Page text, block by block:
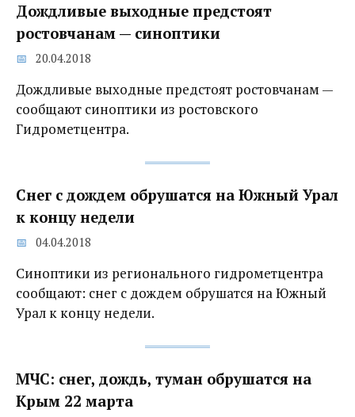
Дождливые выходные предстоят
ростовчанам — синоптики
20.04.2018
Дождливые выходные предстоят ростовчанам —
сообщают синоптики из ростовского
Гидрометцентра.
Снег с дождем обрушатся на Южный Урал
к концу недели
04.04.2018
Синоптики из регионального гидрометцентра
сообщают: снег с дождем обрушатся на Южный
Урал к концу недели.
МЧС: снег, дождь, туман обрушатся на
Крым 22 марта